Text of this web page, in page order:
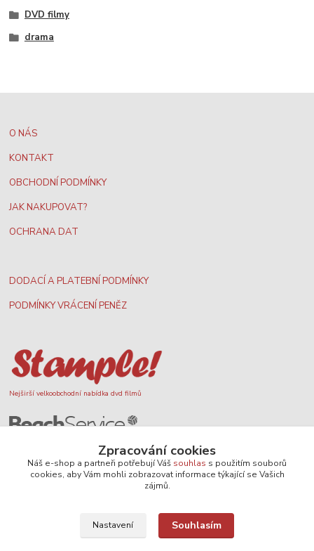
DVD filmy
drama
O NÁS
KONTAKT
OBCHODNÍ PODMÍNKY
JAK NAKUPOVAT?
OCHRANA DAT
DODACÍ A PLATEBNÍ PODMÍNKY
PODMÍNKY VRÁCENÍ PENĚZ
Nejširší velkoobchodní nabídka dvd filmů
Plážový volejbal, rezervace kurtůZpracování cookies
Náš e-shop a partneři potřebují Váš souhlas s použitím souborů
cookies, aby Vám mohli zobrazovat informace týkající se Vašich
zájmů.
Nastavení Souhlasím